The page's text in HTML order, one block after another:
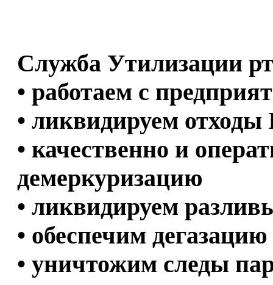
Служба Утилизации
• работаем с
• ликвидируем
• качественно и
демеркуризацию
• ликвидируем
• обеспечим
• уничтожим следы